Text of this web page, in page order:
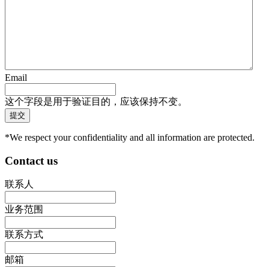
Email
这个字段是用于验证目的，应该保持不变。
*We respect your confidentiality and all information are protected.
Contact us
联系人
业务范围
联系方式
邮箱